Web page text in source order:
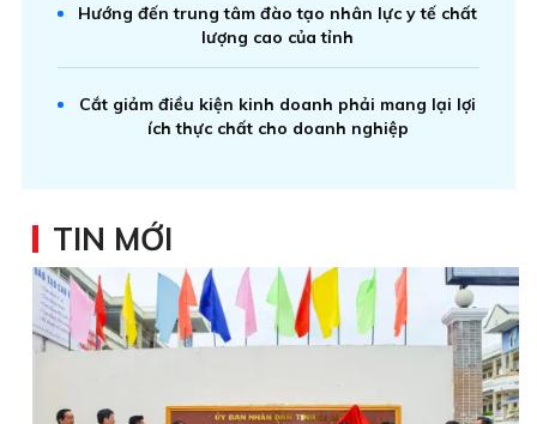
Hướng đến trung tâm đào tạo nhân lực y tế chất
lượng cao của tỉnh
Cắt giảm điều kiện kinh doanh phải mang lại lợi
ích thực chất cho doanh nghiệp
TIN MỚI